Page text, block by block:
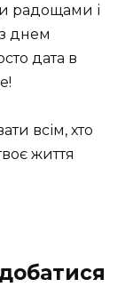
радощами і
днем
дата в
всім, хто
життя